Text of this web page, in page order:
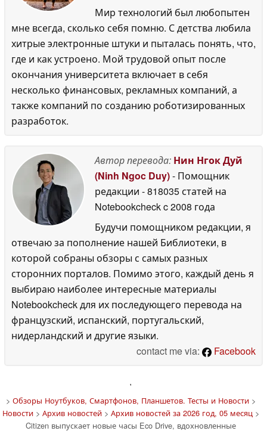
Мир технологий был любопытен
мне всегда, сколько себя помню. С детства любила
хитрые электронные штуки и пыталась понять, что,
где и как устроено. Мой трудовой опыт после
окончания университета включает в себя
несколько финансовых, рекламных компаний, а
также компаний по созданию роботизированных
разработок.
Автор перевода: Нин Нгок Дуй
(Ninh Ngoc Duy)- Помощник
редакции - 818035 статей на
Notebookcheckc 2008 года
Будучи помощником редакции, я
отвечаю за пополнение нашей Библиотеки, в
которой собраны обзоры с самых разных
сторонних порталов. Помимо этого, каждый день я
выбираю наиболее интересные материалы
Notebookcheck для их последующего перевода на
французский, испанский, португальский,
нидерландский и другие языки.
contact me via:
Facebook
'
> Обзоры Ноутбуков, Смартфонов, Планшетов. Тесты и Новости>
Новости> Архив новостей> Архив новостей за 2026 год, 05 месяц>
Citizen выпускает новые часы Eco Drive, вдохновленные